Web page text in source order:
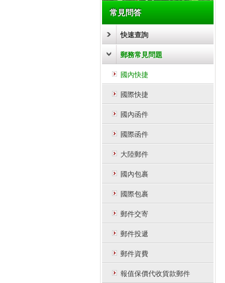
常見問答
快速查詢
郵務常見問題
國內快捷
國際快捷
國內函件
國際函件
大陸郵件
國內包裹
國際包裹
郵件交寄
郵件投遞
郵件資費
報值保價代收貨款郵件